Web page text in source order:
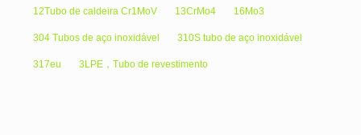
12Tubo de caldeira Cr1MoV 13CrMo4 16Mo3
304 Tubos de aço inoxidável 310S tubo de aço inoxidável
317eu 3LPE，Tubo de revestimento